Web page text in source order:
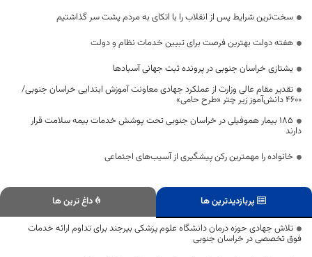
سخت‌ترین شرایط پس از انقلاب را با اتکای به مردم پشت سر گذاشتیم
هفته دولت بهترین فرصت برای تبیین خدمات نظام و دولت
یشتازی خراسان جنوبی در پرونده ثبت جهانی آسبادها
تقدیر مقام عالی وزارت از عملکرد جهادی معاونت آموزش ابتدایی خراسان جنوبی/
۴۶۰۰ دانش‌آموز زیر چتر «طرح حامی»
۱۸۵ بیمار هموفیلی در خراسان جنوبی تحت پوشش خدمات بیمه سلامت قرار
دارند
خانواده را مهمترین رکن پیشگیری از آسیب‌های اجتماعی
پربازدیدترین ها
داغ ترین ها
تلاش جهادی حوزه درمان دانشگاه علوم پزشکی بیرجند برای تداوم ارائه خدمات
فوق تخصصی در خراسان جنوبی